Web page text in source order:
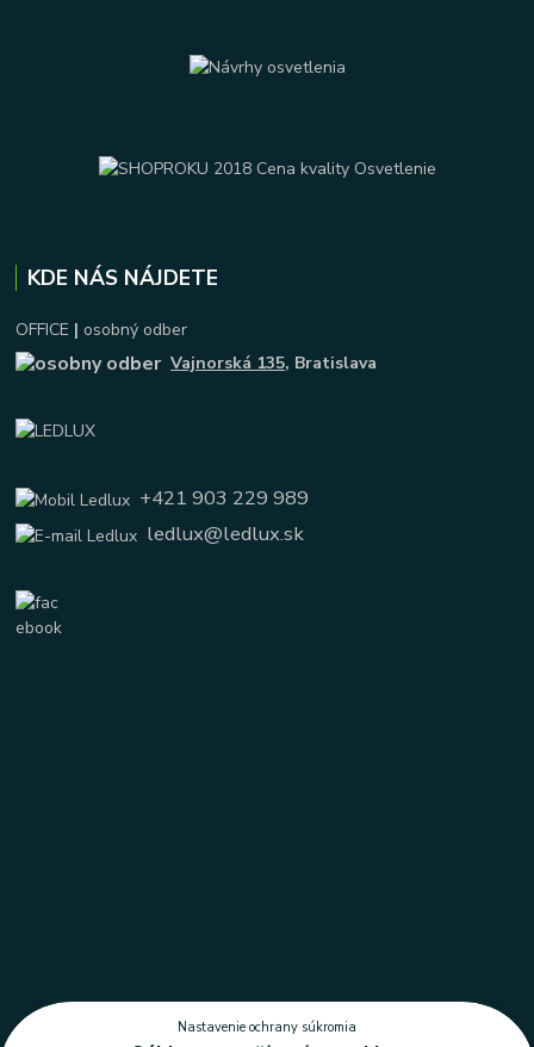
KDE NÁS NÁJDETE
OFFICE | osobný odber
Vajnorská 135, Bratislava
+421 903 229 989
ledlux@ledlux.sk
Nastavenie ochrany súkromia